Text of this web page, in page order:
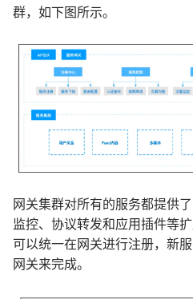
群，如下图所示。
网关集群对所有的服务都提供
监控、协议转发和应用插件等
可以统一在网关进行注册，新
网关来完成。